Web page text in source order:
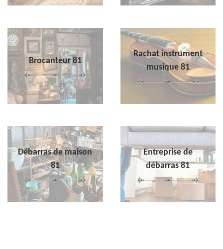
Brocanteur 81
Rachat instrument
musique 81
Débarras de maison
81
Entreprise de
débarras 81